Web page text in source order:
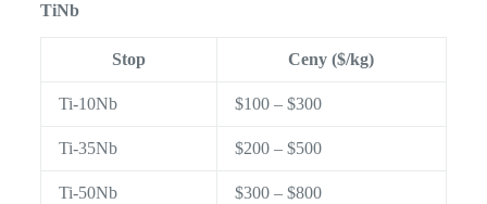
TiNb
Stop Ceny ($/kg)
Ti-10Nb $100 – $300
Ti-35Nb $200 – $500
Ti-50Nb $300 – $800